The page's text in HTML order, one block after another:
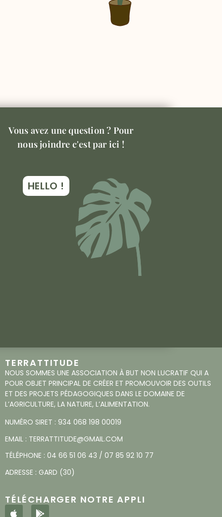
Vous avez une question ? Pour
nous joindre c'est par ici !
HELLO !
TERRATTITUDE
NOUS SOMMES UNE ASSOCIATION À BUT NON LUCRATIF QUI A
POUR OBJET PRINCIPAL DE CRÉER ET PROMOUVOIR DES OUTILS
ET DES PROJETS PÉDAGOGIQUES DANS LE DOMAINE DE
L’AGRICULTURE, LA NATURE, L’ALIMENTATION.
NUMÉRO SIRET : 934 068 198 00019
EMAIL : TERRATTITUDE@GMAIL.COM
TÉLÉPHONE : 04 66 51 06 43 / 07 85 92 10 77
ADRESSE : GARD (30)
TÉLÉCHARGER NOTRE APPLI